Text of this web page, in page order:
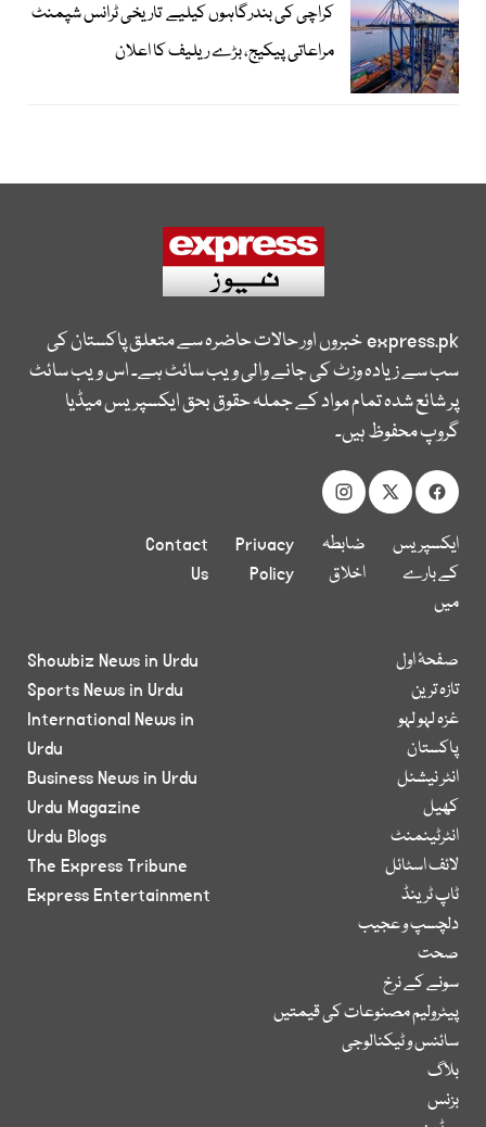
کراچی کی بندرگاہوں کیلیے تاریخی ٹرانس شپمنٹ
مراعاتی پیکیج، بڑے ریلیف کا اعلان
express.pkخبروں اور حالات حاضرہ سے متعلق پاکستان کی
سب سے زیادہ وزٹ کی جانے والی ویب سائٹ ہے۔ اس ویب سائٹ
پر شائع شدہ تمام مواد کے جملہ حقوق بحق ایکسپریس میڈیا
گروپ محفوظ ہیں۔
ایکسپریس
کے بارے
میں
ضابطہ
اخلاق
Privacy
Policy
Contact
Us
صفحۂ اول
تازہ ترین
غزہ لہو لہو
پاکستان
انٹر نیشنل
کھیل
انٹرٹینمنٹ
لائف اسٹائل
ٹاپ ٹرینڈ
دلچسپ و عجیب
صحت
سونے کے نرخ
پیٹرولیم مصنوعات کی قیمتیں
سائنس و ٹیکنالوجی
بلاگ
بزنس
Showbiz News in Urdu
Sports News in Urdu
International News in
Urdu
Business News in Urdu
Urdu Magazine
Urdu Blogs
The Express Tribune
Express Entertainment